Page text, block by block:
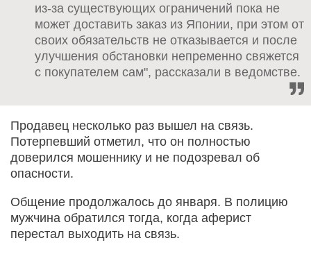
из-за существующих ограничений пока не
может доставить заказ из Японии, при этом от
своих обязательств не отказывается и после
улучшения обстановки непременно свяжется
с покупателем сам", рассказали в ведомстве.
Продавец несколько раз вышел на связь.
Потерпевший отметил, что он полностью
доверился мошеннику и не подозревал об
опасности.
Общение продолжалось до января. В полицию
мужчина обратился тогда, когда аферист
перестал выходить на связь.